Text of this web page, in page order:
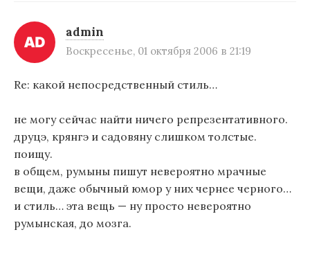
admin
Воскресенье, 01 октября 2006 в 21:19
Re: какой непосредственный стиль…
не могу сейчас найти ничего репрезентативного.
друцэ, крянгэ и садовяну слишком толстые.
поищу.
в общем, румыны пишут невероятно мрачные
вещи, даже обычный юмор у них чернее черного…
и стиль… эта вещь — ну просто невероятно
румынская, до мозга.